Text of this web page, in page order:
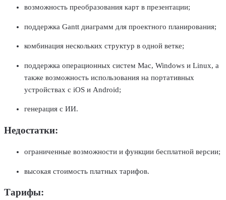
возможность преобразования карт в презентации;
поддержка Gantt диаграмм для проектного планирования;
комбинация нескольких структур в одной ветке;
поддержка операционных систем Mac, Windows и Linux, а
также возможность использования на портативных
устройствах с iOS и Android;
генерация с ИИ.
Недостатки:
ограниченные возможности и функции бесплатной версии;
высокая стоимость платных тарифов.
Тарифы: